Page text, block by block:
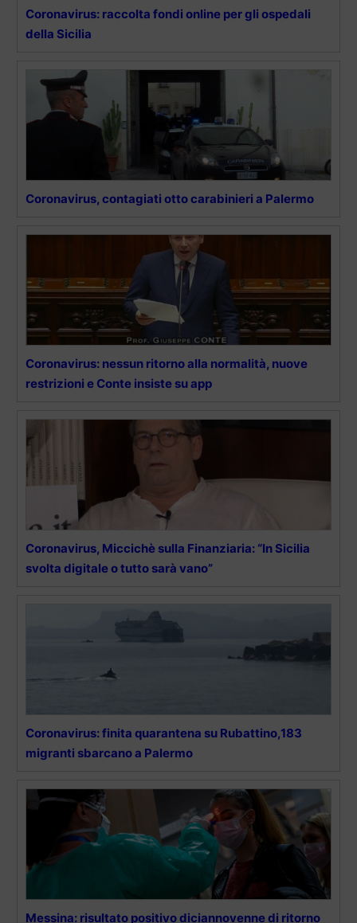
Coronavirus: raccolta fondi online per gli ospedali
della Sicilia
Coronavirus, contagiati otto carabinieri a Palermo
Coronavirus: nessun ritorno alla normalità, nuove
restrizioni e Conte insiste su app
Coronavirus, Miccichè sulla Finanziaria: “In Sicilia
svolta digitale o tutto sarà vano”
Coronavirus: finita quarantena su Rubattino,183
migranti sbarcano a Palermo
Messina: risultato positivo diciannovenne di ritorno